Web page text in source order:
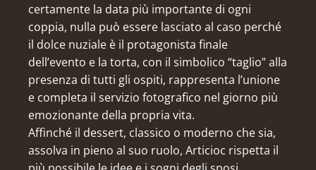
certamente la data più importante di ogni
coppia, nulla può essere lasciato al caso perché
il dolce nuziale è il protagonista finale
dell’evento e la torta, con il simbolico “taglio” alla
presenza di tutti gli ospiti, rappresenta l’unione
e completa il servizio fotografico nel giorno più
emozionante della propria vita.
Affinché il dessert, classico o moderno che sia,
assolva in pieno al suo ruolo, Articioc rispetta il